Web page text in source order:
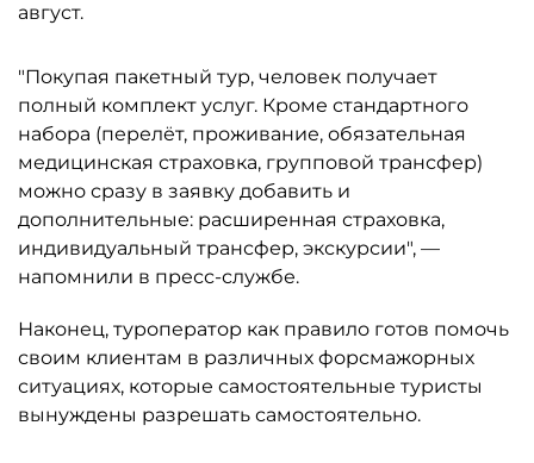
август.
"Покупая пакетный тур, человек получает
полный комплект услуг. Кроме стандартного
набора (перелёт, проживание, обязательная
медицинская страховка, групповой трансфер)
можно сразу в заявку добавить и
дополнительные: расширенная страховка,
индивидуальный трансфер, экскурсии", —
напомнили в пресс-службе.
Наконец, туроператор как правило готов помочь
своим клиентам в различных форсмажорных
ситуациях, которые самостоятельные туристы
вынуждены разрешать самостоятельно.